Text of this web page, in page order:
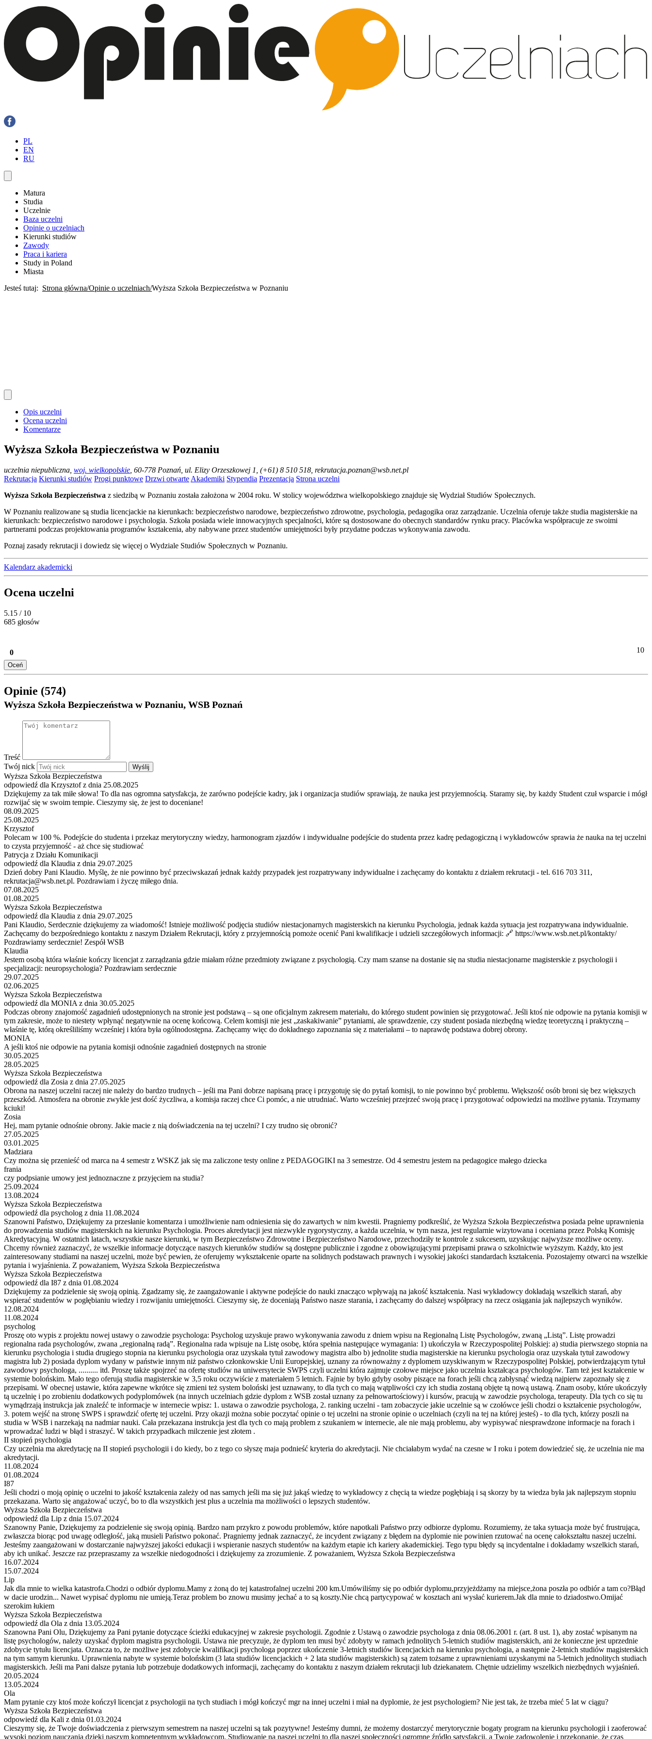
PL
EN
RU
Matura
Studia
Uczelnie
Baza uczelni
Opinie o uczelniach
Kierunki studiów
Zawody
Praca i kariera
Study in Poland
Miasta
Jesteś tutaj: Strona główna Opinie o uczelniach Wyższa Szkoła Bezpieczeństwa w Poznaniu
Opis uczelni
Ocena uczelni
Komentarze
Wyższa Szkoła Bezpieczeństwa w Poznaniu
uczelnia niepubliczna woj. wielkopolskie , 60-778 Poznań, ul. Elizy Orzeszkowej 1, (+61) 8 510 518, rekrutacja.poznan@wsb.net.pl
Rekrutacja Kierunki studiów Progi punktowe Drzwi otwarte Akademiki Stypendia Prezentacja Strona uczelni
Wyższa Szkoła Bezpieczeństwa z siedzibą w Poznaniu została założona w 2004 roku. W stolicy województwa wielkopolskiego znajduje się Wydział Studiów Społecznych.
W Poznaniu realizowane są studia licencjackie na kierunkach: bezpieczeństwo narodowe, bezpieczeństwo zdrowotne, psychologia, pedagogika oraz zarządzanie. Uczelnia oferuje także studia magisterskie na
kierunkach: bezpieczeństwo narodowe i psychologia. Szkoła posiada wiele innowacyjnych specjalności, które są dostosowane do obecnych standardów rynku pracy. Placówka współpracuje ze swoimi
partnerami podczas projektowania programów kształcenia, aby nabywane przez studentów umiejętności były przydatne podczas wykonywania zawodu.
Poznaj zasady rekrutacji i dowiedz się więcej o Wydziale Studiów Społecznych w Poznaniu.
Kalendarz akademicki
Ocena uczelni
5.15 / 10
685 głosów
0 10
Oceń
Opinie (574)
Wyższa Szkoła Bezpieczeństwa w Poznaniu, WSB Poznań
Treść
Twój nick
Wyślij
Wyższa Szkoła Bezpieczeństwa
odpowiedź dla Krzysztof z dnia 25.08.2025
Dziękujemy za tak miłe słowa! To dla nas ogromna satysfakcja, że zarówno podejście kadry, jak i organizacja studiów sprawiają, że nauka jest przyjemnością. Staramy się, by każdy Student czuł wsparcie i mógł
rozwijać się w swoim tempie. Cieszymy się, że jest to doceniane!
08.09.2025
25.08.2025
Krzysztof
Polecam w 100 %. Podejście do studenta i przekaz merytoryczny wiedzy, harmonogram zjazdów i indywidualne podejście do studenta przez kadrę pedagogiczną i wykładowców sprawia że nauka na tej uczelni
to czysta przyjemność - aż chce się studiować
Patrycja z Działu Komunikacji
odpowiedź dla Klaudia z dnia 29.07.2025
Dzień dobry Pani Klaudio. Myślę, że nie powinno być przeciwskazań jednak każdy przypadek jest rozpatrywany indywidualne i zachęcamy do kontaktu z działem rekrutacji - tel. 616 703 311,
rekrutacja@wsb.net.pl. Pozdrawiam i życzę miłego dnia.
07.08.2025
01.08.2025
Wyższa Szkoła Bezpieczeństwa
odpowiedź dla Klaudia z dnia 29.07.2025
Pani Klaudio, Serdecznie dziękujemy za wiadomość! Istnieje możliwość podjęcia studiów niestacjonarnych magisterskich na kierunku Psychologia, jednak każda sytuacja jest rozpatrywana indywidualnie.
Zachęcamy do bezpośredniego kontaktu z naszym Działem Rekrutacji, który z przyjemnością pomoże ocenić Pani kwalifikacje i udzieli szczegółowych informacji: 🔗 https://www.wsb.net.pl/kontakty/
Pozdrawiamy serdecznie! Zespół WSB
Klaudia
Jestem osobą która właśnie kończy licencjat z zarządzania gdzie miałam różne przedmioty związane z psychologią. Czy mam szanse na dostanie się na studia niestacjonarne magisterskie z psychologii i
specjalizacji: neuropsychologia? Pozdrawiam serdecznie
29.07.2025
02.06.2025
Wyższa Szkoła Bezpieczeństwa
odpowiedź dla MONIA z dnia 30.05.2025
Podczas obrony znajomość zagadnień udostępnionych na stronie jest podstawą – są one oficjalnym zakresem materiału, do którego student powinien się przygotować. Jeśli ktoś nie odpowie na pytania komisji w
tym zakresie, może to niestety wpłynąć negatywnie na ocenę końcową. Celem komisji nie jest „zaskakiwanie” pytaniami, ale sprawdzenie, czy student posiada niezbędną wiedzę teoretyczną i praktyczną –
właśnie tę, którą określiliśmy wcześniej i która była ogólnodostępna. Zachęcamy więc do dokładnego zapoznania się z materiałami – to naprawdę podstawa dobrej obrony.
MONIA
A jeśli ktoś nie odpowie na pytania komisji odnośnie zagadnień dostępnych na stronie
30.05.2025
28.05.2025
Wyższa Szkoła Bezpieczeństwa
odpowiedź dla Zosia z dnia 27.05.2025
Obrona na naszej uczelni raczej nie należy do bardzo trudnych – jeśli ma Pani dobrze napisaną pracę i przygotuję się do pytań komisji, to nie powinno być problemu. Większość osób broni się bez większych
przeszkód. Atmosfera na obronie zwykle jest dość życzliwa, a komisja raczej chce Ci pomóc, a nie utrudniać. Warto wcześniej przejrzeć swoją pracę i przygotować odpowiedzi na możliwe pytania. Trzymamy
kciuki!
Zosia
Hej, mam pytanie odnośnie obrony. Jakie macie z nią doświadczenia na tej uczelni? I czy trudno się obronić?
27.05.2025
03.01.2025
Madziara
Czy można się przenieść od marca na 4 semestr z WSKZ jak się ma zaliczone testy online z PEDAGOGIKI na 3 semestrze. Od 4 semestru jestem na pedagogice małego dziecka
frania
czy podpsianie umowy jest jednoznaczne z przyjęciem na studia?
25.09.2024
13.08.2024
Wyższa Szkoła Bezpieczeństwa
odpowiedź dla psycholog z dnia 11.08.2024
Szanowni Państwo, Dziękujemy za przesłanie komentarza i umożliwienie nam odniesienia się do zawartych w nim kwestii. Pragniemy podkreślić, że Wyższa Szkoła Bezpieczeństwa posiada pełne uprawnienia
do prowadzenia studiów magisterskich na kierunku Psychologia. Proces akredytacji jest niezwykle rygorystyczny, a każda uczelnia, w tym nasza, jest regularnie wizytowana i oceniana przez Polską Komisję
Akredytacyjną. W ostatnich latach, wszystkie nasze kierunki, w tym Bezpieczeństwo Zdrowotne i Bezpieczeństwo Narodowe, przechodziły te kontrole z sukcesem, uzyskując najwyższe możliwe oceny.
Chcemy również zaznaczyć, że wszelkie informacje dotyczące naszych kierunków studiów są dostępne publicznie i zgodne z obowiązującymi przepisami prawa o szkolnictwie wyższym. Każdy, kto jest
zainteresowany studiami na naszej uczelni, może być pewien, że oferujemy wykształcenie oparte na solidnych podstawach prawnych i wysokiej jakości standardach kształcenia. Pozostajemy otwarci na wszelkie
pytania i wyjaśnienia. Z poważaniem, Wyższa Szkoła Bezpieczeństwa
Wyższa Szkoła Bezpieczeństwa
odpowiedź dla I87 z dnia 01.08.2024
Dziękujemy za podzielenie się swoją opinią. Zgadzamy się, że zaangażowanie i aktywne podejście do nauki znacząco wpływają na jakość kształcenia. Nasi wykładowcy dokładają wszelkich starań, aby
wspierać studentów w pogłębianiu wiedzy i rozwijaniu umiejętności. Cieszymy się, że doceniają Państwo nasze starania, i zachęcamy do dalszej współpracy na rzecz osiągania jak najlepszych wyników.
12.08.2024
11.08.2024
psycholog
Proszę oto wypis z projektu nowej ustawy o zawodzie psychologa: Psycholog uzyskuje prawo wykonywania zawodu z dniem wpisu na Regionalną Listę Psychologów, zwaną „Listą”. Listę prowadzi
regionalna rada psychologów, zwana „regionalną radą”. Regionalna rada wpisuje na Listę osobę, która spełnia następujące wymagania: 1) ukończyła w Rzeczypospolitej Polskiej: a) studia pierwszego stopnia na
kierunku psychologia i studia drugiego stopnia na kierunku psychologia oraz uzyskała tytuł zawodowy magistra albo b) jednolite studia magisterskie na kierunku psychologia oraz uzyskała tytuł zawodowy
magistra lub 2) posiada dyplom wydany w państwie innym niż państwo członkowskie Unii Europejskiej, uznany za równoważny z dyplomem uzyskiwanym w Rzeczypospolitej Polskiej, potwierdzającym tytuł
zawodowy psychologa, .......... itd. Proszę także spojrzeć na ofertę studiów na uniwersytecie SWPS czyli uczelni która zajmuje czołowe miejsce jako uczelnia kształcąca psychologów. Tam też jest kształcenie w
systemie bolońskim. Mało tego oferują studia magisterskie w 3,5 roku oczywiście z materiałem 5 letnich. Fajnie by było gdyby osoby piszące na forach jeśli chcą zabłysnąć wiedzą najpierw zapoznały się z
przepisami. W obecnej ustawie, która zapewne wkrótce się zmieni też system boloński jest uznawany, to dla tych co mają wątpliwości czy ich studia zostaną objęte tą nową ustawą. Znam osoby, które ukończyły
tą uczelnię i po zrobieniu dodatkowych podyplomówek (na innych uczelniach gdzie dyplom z WSB został uznany za pełnowartościowy) i kursów, pracują w zawodzie psychologa, terapeuty. Dla tych co się tu
wymądrzają instrukcja jak znaleźć te informacje w internecie wpisz: 1. ustawa o zawodzie psychologa, 2. ranking uczelni - tam zobaczycie jakie uczelnie są w czołówce jeśli chodzi o kształcenie psychologów,
3. potem wejść na stronę SWPS i sprawdzić ofertę tej uczelni. Przy okazji można sobie poczytać opinie o tej uczelni na stronie opinie o uczelniach (czyli na tej na której jesteś) - to dla tych, którzy poszli na
studia w WSB i narzekają na nadmiar nauki. Cała przekazana instrukcja jest dla tych co mają problem z szukaniem w internecie, ale nie mają problemu, aby wypisywać niesprawdzone informacje na forach i
wprowadzać ludzi w błąd i straszyć. W takich przypadkach milczenie jest złotem .
II stopień psychologia
Czy uczelnia ma akredytację na II stopień psychologii i do kiedy, bo z tego co słyszę maja podnieść kryteria do akredytacji. Nie chciałabym wydać na czesne w I roku i potem dowiedzieć się, że uczelnia nie ma
akredytacji.
11.08.2024
01.08.2024
I87
Jeśli chodzi o moją opinię o uczelni to jakość kształcenia zależy od nas samych jeśli ma się już jakąś wiedzę to wykładowcy z chęcią ta wiedze pogłębiają i są skorzy by ta wiedza była jak najlepszym stopniu
przekazana. Warto się angażować uczyć, bo to dla wszystkich jest plus a uczelnia ma możliwości o lepszych studentów.
Wyższa Szkoła Bezpieczeństwa
odpowiedź dla Lip z dnia 15.07.2024
Szanowny Panie, Dziękujemy za podzielenie się swoją opinią. Bardzo nam przykro z powodu problemów, które napotkali Państwo przy odbiorze dyplomu. Rozumiemy, że taka sytuacja może być frustrująca,
zwłaszcza biorąc pod uwagę odległość, jaką musieli Państwo pokonać. Pragniemy jednak zaznaczyć, że incydent związany z błędem na dyplomie nie powinien rzutować na ocenę całokształtu naszej uczelni.
Jesteśmy zaangażowani w dostarczanie najwyższej jakości edukacji i wspieranie naszych studentów na każdym etapie ich kariery akademickiej. Tego typu błędy są incydentalne i dokładamy wszelkich starań,
aby ich unikać. Jeszcze raz przepraszamy za wszelkie niedogodności i dziękujemy za zrozumienie. Z poważaniem, Wyższa Szkoła Bezpieczeństwa
16.07.2024
15.07.2024
Lip
Jak dla mnie to wielka katastrofa.Chodzi o odbiór dyplomu.Mamy z żoną do tej katastrofalnej uczelni 200 km.Umówiliśmy się po odbiór dyplomu,przyjeżdżamy na miejsce,żona poszła po odbiór a tam co?Błąd
w dacie urodzin... Nawet wypisać dyplomu nie umieją.Teraz problem bo znowu musimy jechać a to są koszty.Nie chcą partycypować w kosztach ani wysłać kurierem.Jak dla mnie to dziadostwo.Omijać
szerokim łukiem
Wyższa Szkoła Bezpieczeństwa
odpowiedź dla Ola z dnia 13.05.2024
Szanowna Pani Olu, Dziękujemy za Pani pytanie dotyczące ścieżki edukacyjnej w zakresie psychologii. Zgodnie z Ustawą o zawodzie psychologa z dnia 08.06.2001 r. (art. 8 ust. 1), aby zostać wpisanym na
listę psychologów, należy uzyskać dyplom magistra psychologii. Ustawa nie precyzuje, że dyplom ten musi być zdobyty w ramach jednolitych 5-letnich studiów magisterskich, ani że konieczne jest uprzednie
zdobycie tytułu licencjata. Oznacza to, że możliwe jest zdobycie kwalifikacji psychologa poprzez ukończenie 3-letnich studiów licencjackich na kierunku psychologia, a następnie 2-letnich studiów magisterskich
na tym samym kierunku. Uprawnienia nabyte w systemie bolońskim (3 lata studiów licencjackich + 2 lata studiów magisterskich) są zatem tożsame z uprawnieniami uzyskanymi na 5-letnich jednolitych studiach
magisterskich. Jeśli ma Pani dalsze pytania lub potrzebuje dodatkowych informacji, zachęcamy do kontaktu z naszym działem rekrutacji lub dziekanatem. Chętnie udzielimy wszelkich niezbędnych wyjaśnień.
20.05.2024
13.05.2024
Ola
Mam pytanie czy ktoś może kończył licencjat z psychologii na tych studiach i mógł kończyć mgr na innej uczelni i miał na dyplomie, że jest psychologiem? Nie jest tak, że trzeba mieć 5 lat w ciągu?
Wyższa Szkoła Bezpieczeństwa
odpowiedź dla Kali z dnia 01.03.2024
Cieszymy się, że Twoje doświadczenia z pierwszym semestrem na naszej uczelni są tak pozytywne! Jesteśmy dumni, że możemy dostarczyć merytorycznie bogaty program na kierunku psychologii i zaoferować
wysoki poziom nauczania dzięki naszym kompetentnym wykładowcom. Studiowanie na naszej uczelni to dla naszej społeczności ogromne źródło satysfakcji, a Twoje zadowolenie i przekonanie, że czas